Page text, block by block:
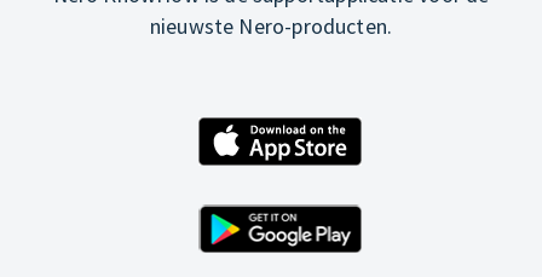
nieuwste Nero-producten.